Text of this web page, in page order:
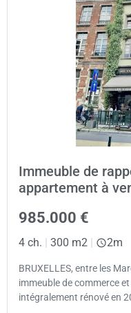
Immeuble de
appartement à
985.000 €
4 ch. 300 m2 2m
BRUXELLES, entre les
immeuble de commerce
intégralement rénové en